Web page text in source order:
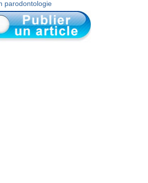
parodontologie